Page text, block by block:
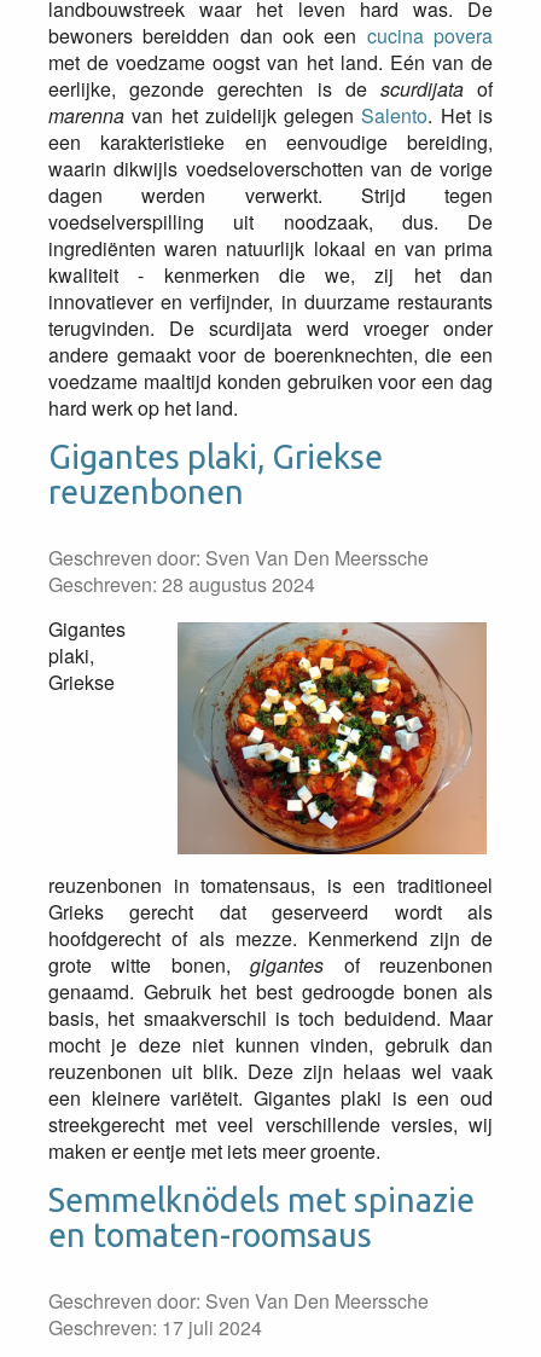
landbouwstreek waar het leven hard was. De
bewoners bereidden dan ook een cucina povera
met de voedzame oogst van het land. Eén van de
eerlijke, gezonde gerechten is de scurdijataof
marenna van het zuidelijk gelegenSalento. Het is
een karakteristieke en eenvoudige bereiding,
waarin dikwijls voedseloverschotten van de vorige
dagen werden verwerkt. Strijd tegen
voedselverspilling uit noodzaak, dus. De
ingrediënten waren natuurlijk lokaal en van prima
kwaliteit - kenmerken die we, zij het dan
innovatiever en verfijnder, in duurzame restaurants
terugvinden. De scurdijata werd vroeger onder
andere gemaakt voor de boerenknechten, die een
voedzame maaltijd konden gebruiken voor een dag
hard werk op het land.
Gigantes plaki, Griekse
reuzenbonen
Geschreven door: Sven Van Den Meerssche
Geschreven: 28 augustus 2024
Gigantes
plaki,
Griekse
reuzenbonen in tomatensaus, is een traditioneel
Grieks gerecht dat geserveerd wordt als
hoofdgerecht of als mezze. Kenmerkend zijn de
grote witte bonen,gigantes of reuzenbonen
genaamd. Gebruik het best gedroogde bonen als
basis, het smaakverschil is toch beduidend. Maar
mocht je deze niet kunnen vinden, gebruik dan
reuzenbonen uit blik. Deze zijn helaas wel vaak
een kleinere variëteit. Gigantes plaki is een oud
streekgerecht met veel verschillende versies, wij
maken er eentje met iets meer groente.
Semmelknödels met spinazie
en tomaten-roomsaus
Geschreven door: Sven Van Den Meerssche
Geschreven: 17 juli 2024